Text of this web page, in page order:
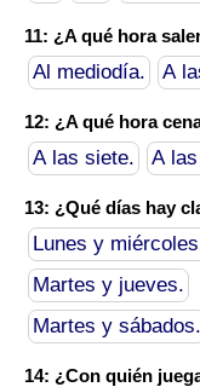
11: ¿A qué hora
Al mediodía. A
12: ¿A qué hora
A las siete. A
13: ¿Qué días hay
Lunes y
Martes y jueves.
Martes y sábados.
14: ¿Con quién